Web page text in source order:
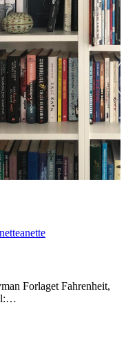
anette
Forlaget Fahrenheit,